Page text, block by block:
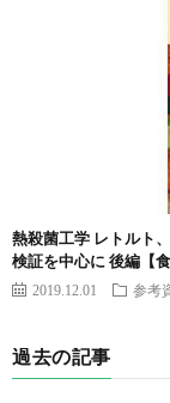
熱殺菌工学 レトルト
検証を中心に 後編【食
2019.12.01 参考
過去の記事